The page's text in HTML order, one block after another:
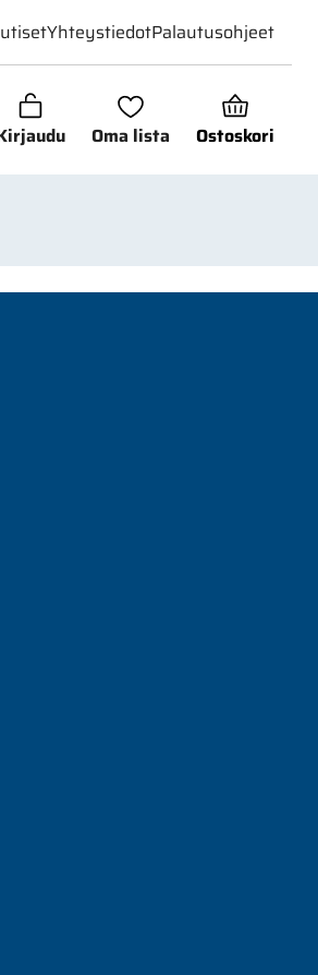
Oma lista Ostoskori
YhteystiedotPalautusohjeet